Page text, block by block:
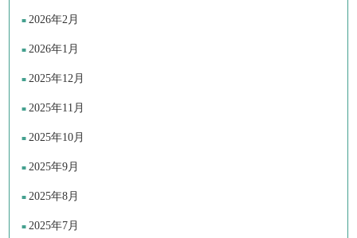
2026年2月
2026年1月
2025年12月
2025年11月
2025年10月
2025年9月
2025年8月
2025年7月